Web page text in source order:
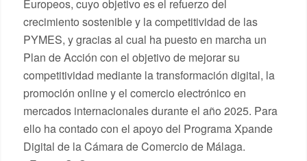
Europeos, cuyo objetivo es el refuerzo del
crecimiento sostenible y la competitividad de las
PYMES, y gracias al cual ha puesto en marcha un
Plan de Acción con el objetivo de mejorar su
competitividad mediante la transformación digital, la
promoción online y el comercio electrónico en
mercados internacionales durante el año 2025. Para
ello ha contado con el apoyo del Programa Xpande
Digital de la Cámara de Comercio de Málaga.